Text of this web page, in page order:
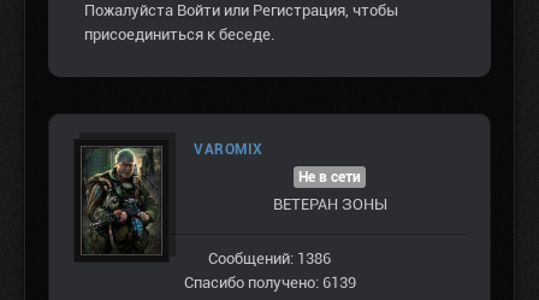
Пожалуйста Войти или Регистрация, чтобы
присоединиться к беседе.
VAROMIX
Не в сети
ВЕТЕРАН ЗOНЫ
Сообщений: 1386
Спасибо получено: 6139